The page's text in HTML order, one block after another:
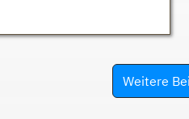
Weitere